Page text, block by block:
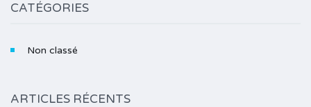
CATÉGORIES
Non classé
ARTICLES RÉCENTS